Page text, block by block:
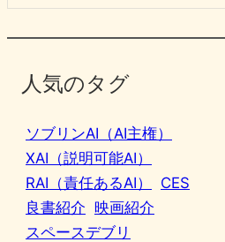
人気のタグ
ソブリンAI（AI主権）
XAI（説明可能AI）
RAI（責任あるAI）
CES
良書紹介 映画紹介
スペースデブリ